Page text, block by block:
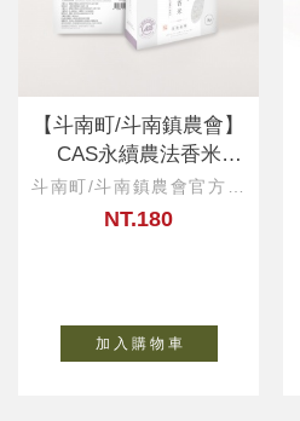
【斗南町/斗南鎮農會】
CAS永續農法香米
1KG(一等米)
斗南町/斗南鎮農會官方直
營
NT.180
加 入 購 物 車